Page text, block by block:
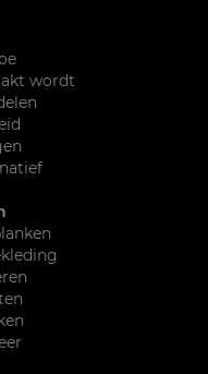
wordt